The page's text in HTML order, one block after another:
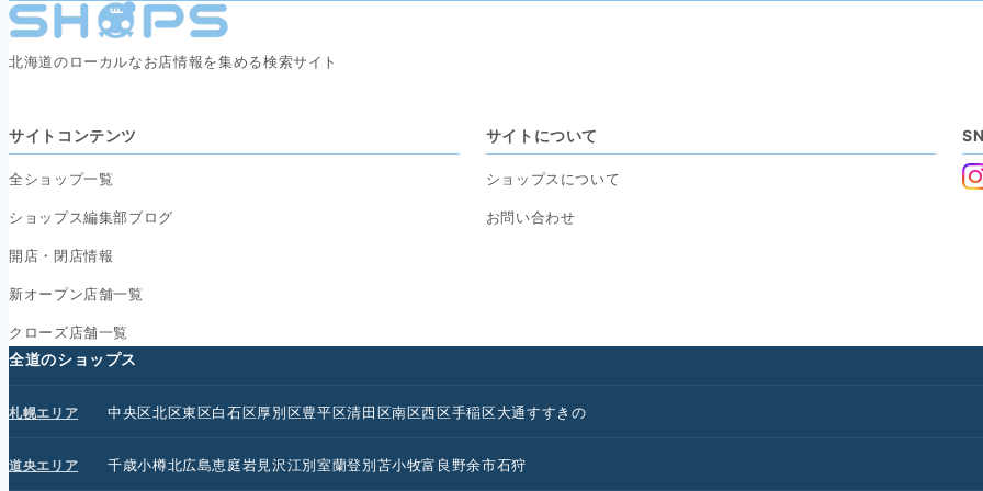
北海道のローカルなお店情報を集める検索サイト
サイトコンテンツ
全ショップ一覧
ショップス編集部ブログ
開店・閉店情報
新オープン店舗一覧
クローズ店舗一覧
サイトについて
ショップスについて
お問い合わせ
全道のショップス
札幌エリア 中央区北区東区白石区厚別区豊平区清田区南区西区手稲区大通すすきの
道央エリア 千歳小樽北広島恵庭岩見沢江別室蘭登別苫小牧富良野余市石狩